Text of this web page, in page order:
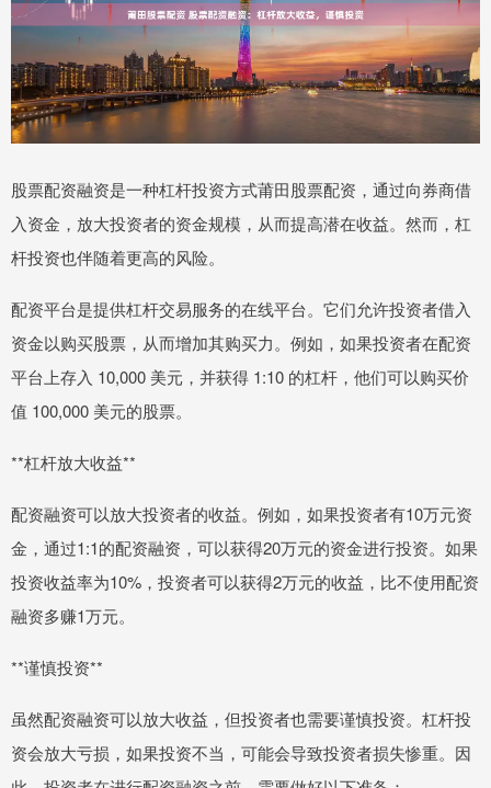
股票配资融资是一种杠杆投资方式莆田股票配资，通过向券商借
入资金，放大投资者的资金规模，从而提高潜在收益。然而，杠
杆投资也伴随着更高的风险。
配资平台是提供杠杆交易服务的在线平台。它们允许投资者借入
资金以购买股票，从而增加其购买力。例如，如果投资者在配资
平台上存入 10,000 美元，并获得 1:10 的杠杆，他们可以购买价
值 100,000 美元的股票。
**杠杆放大收益**
配资融资可以放大投资者的收益。例如，如果投资者有10万元资
金，通过1:1的配资融资，可以获得20万元的资金进行投资。如果
投资收益率为10%，投资者可以获得2万元的收益，比不使用配资
融资多赚1万元。
**谨慎投资**
虽然配资融资可以放大收益，但投资者也需要谨慎投资。杠杆投
资会放大亏损，如果投资不当，可能会导致投资者损失惨重。因